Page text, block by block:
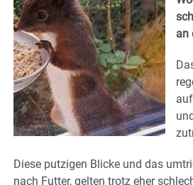
an
Diese putzigen Blicke und das
nach Futter, gelten trotz eher